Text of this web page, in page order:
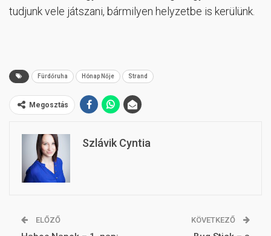
tudjunk vele játszani, bármilyen helyzetbe is kerülünk.
Fürdőruha Hónap Nője Strand
Megosztás
Szlávik Cyntia
ELŐZŐ KÖVETKEZŐ